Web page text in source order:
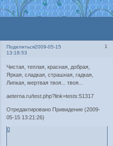
Поделиться 1
2009-05-15
13:18:53
Чистая, теплая, красная, добрая,
Яркая, сладкая, страшная, гадкая,
Липкая, мертвая твоя... твоя...
aeterna.ru/test.php?link=tests:51317
Отредактировано Привидение (2009-
05-15 13:21:26)
0